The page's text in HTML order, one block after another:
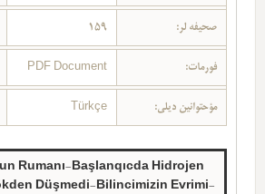
صحیفه لر: 159
فورمات: PDF Document
مؤحتوانین دیلی: Türkçe
Rumanı-Başlanqıcda Hidrojen
Düşmedi-Bilincimizin Evrimi-